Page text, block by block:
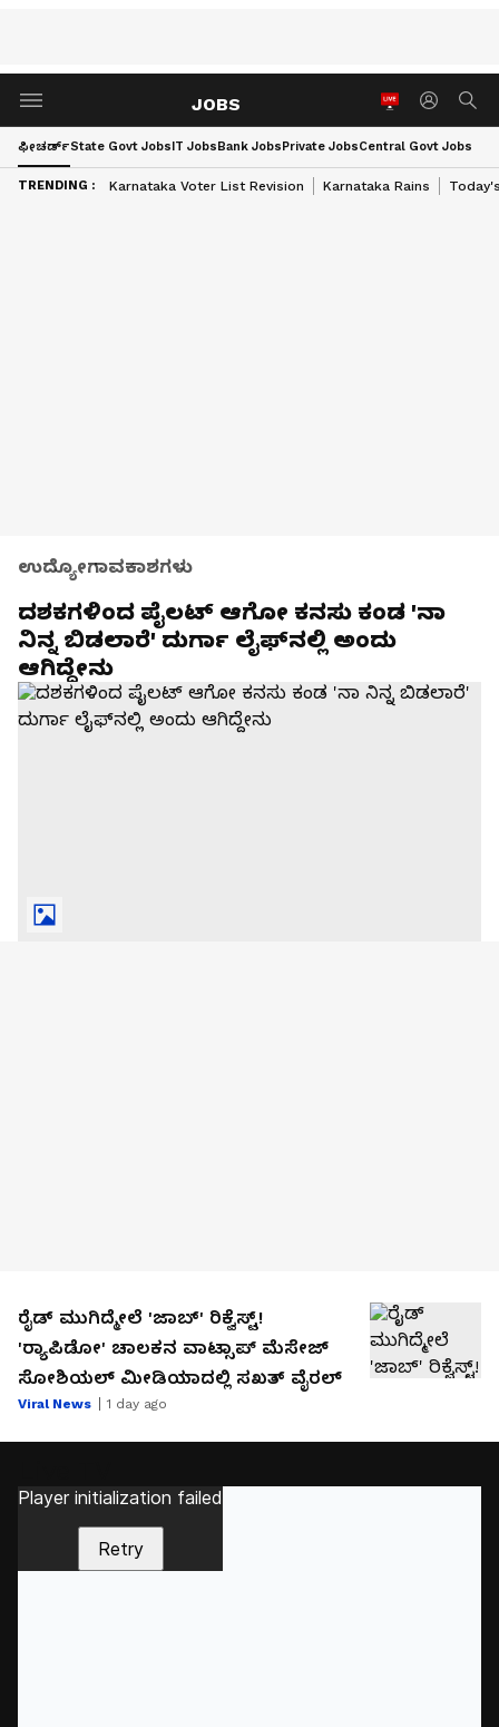
JOBS
ಫೀಚರ್ಡ್‌State Govt JobsIT JobsBank JobsPrivate JobsCentral Govt Jobs
TRENDING : Karnataka Voter List Revision Karnataka Rains
ಉದ್ಯೋಗಾವಕಾಶಗಳು
ದಶಕಗಳಿಂದ ಪೈಲಟ್​ ಆಗೋ ಕನಸು ಕಂಡ 'ನಾ
ನಿನ್ನ ಬಿಡಲಾರೆ' ದುರ್ಗಾ ಲೈಫ್​ನಲ್ಲಿ ಅಂದು
ಆಗಿದ್ದೇನು
ರೈಡ್‌ ಮುಗಿದ್ಮೇಲೆ 'ಜಾಬ್' ರಿಕ್ವೆಸ್ಟ್!
'ರ‍್ಯಾಪಿಡೋ' ಚಾಲಕನ ವಾಟ್ಸಾಪ್ ಮೆಸೇಜ್
ಸೋಶಿಯಲ್ ಮೀಡಿಯಾದಲ್ಲಿ ಸಖತ್ ವೈರಲ್
Viral News 1 day ago